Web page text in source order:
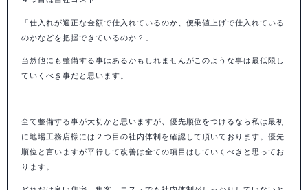
「仕入れが適正な金額で仕入れているのか、便乗値上げで仕入れている
のかなどを把握できているのか？」
当然他にも整備する事はあるかもしれませんがこのような事は最低限し
ていくべき事だと思います。
全て整備する事が大切かと思いますが、優先順位をつけるなら私は最初
に地場工務店様には２つ目の社内体制を確認して頂いております。優先
順位と言いますが平行して改善は全ての項目はしていくべきと思ってお
ります。